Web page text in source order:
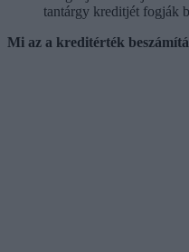
tantárgy kreditjét fogják
Mi az a kreditérték